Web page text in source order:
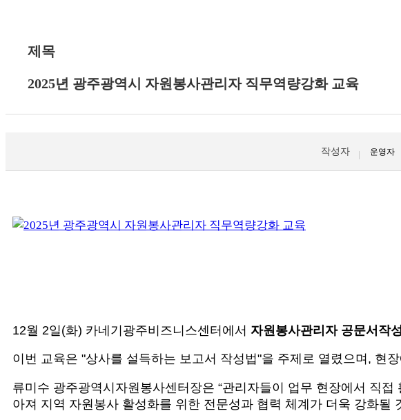
제목
2025년 광주광역시 자원봉사관리자 직무역량강화 교육
작성자 운영자
12월 2일(화) 카네기광주비즈니스센터에서 자원봉사관리자 공문서작
이번 교육은 "상사를 설득하는 보고서 작성법"을 주제로 열렸으며, 현
류미수 광주광역시자원봉사센터장은 “관리자들이 업무 현장에서 직
아져 지역 자원봉사 활성화를 위한 전문성과 협력 체계가 더욱 강화될